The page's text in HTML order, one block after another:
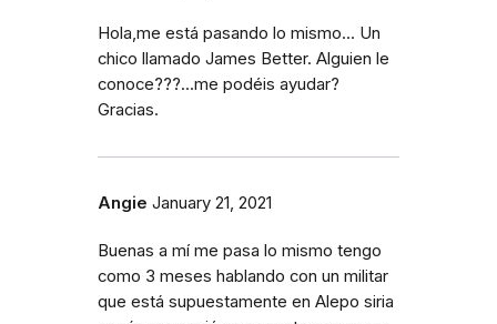
Hola,me está pasando lo mismo... Un
chico llamado James Better. Alguien le
conoce???...me podéis ayudar?
Gracias.
Angie January 21, 2021
Buenas a mí me pasa lo mismo tengo
como 3 meses hablando con un militar
que está supuestamente en Alepo siria